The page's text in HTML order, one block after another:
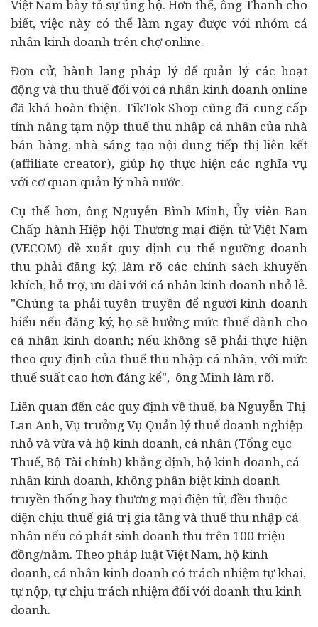
Việt Nam bày tỏ sự ủng hộ. Hơn thế, ông Thanh cho
biết, việc này có thể làm ngay được với nhóm cá
nhân kinh doanh trên chợ online.
Đơn cử, hành lang pháp lý để quản lý các hoạt
động và thu thuế đối với cá nhân kinh doanh online
đã khá hoàn thiện. TikTok Shop cũng đã cung cấp
tính năng tạm nộp thuế thu nhập cá nhân của nhà
bán hàng, nhà sáng tạo nội dung tiếp thị liên kết
(affiliate creator), giúp họ thực hiện các nghĩa vụ
với cơ quan quản lý nhà nước.
Cụ thể hơn, ông Nguyễn Bình Minh, Ủy viên Ban
Chấp hành Hiệp hội Thương mại điện tử Việt Nam
(VECOM) đề xuất quy định cụ thể ngưỡng doanh
thu phải đăng ký, làm rõ các chính sách khuyến
khích, hỗ trợ, ưu đãi với cá nhân kinh doanh nhỏ lẻ.
"Chúng ta phải tuyên truyền để người kinh doanh
hiểu nếu đăng ký, họ sẽ hưởng mức thuế dành cho
cá nhân kinh doanh; nếu không sẽ phải thực hiện
theo quy định của thuế thu nhập cá nhân, với mức
thuế suất cao hơn đáng kể", ông Minh làm rõ.
Liên quan đến các quy định về thuế, bà Nguyễn Thị
Lan Anh, Vụ trưởng Vụ Quản lý thuế doanh nghiệp
nhỏ và vừa và hộ kinh doanh, cá nhân (Tổng cục
Thuế, Bộ Tài chính) khẳng định, hộ kinh doanh, cá
nhân kinh doanh, không phân biệt kinh doanh
truyền thống hay thương mại điện tử, đều thuộc
diện chịu thuế giá trị gia tăng và thuế thu nhập cá
nhân nếu có phát sinh doanh thu trên 100 triệu
đồng/năm. Theo pháp luật Việt Nam, hộ kinh
doanh, cá nhân kinh doanh có trách nhiệm tự khai,
tự nộp, tự chịu trách nhiệm đối với doanh thu kinh
doanh.